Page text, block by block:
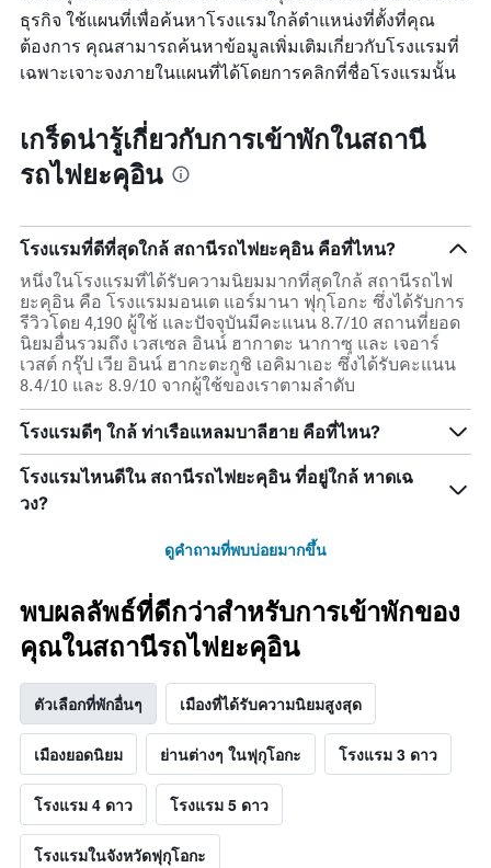
ธุรกิจ ใช้แผนที่เพื่อค้นหาโรงแรมใกล้ตำแหน่งที่ตั้งที่คุณ
ต้องการ คุณสามารถค้นหาข้อมูลเพิ่มเติมเกี่ยวกับโรงแรมที่
เฉพาะเจาะจงภายในแผนที่ได้โดยการคลิกที่ชื่อโรงแรมนั้น
เกร็ดน่ารู้เกี่ยวกับการเข้าพักในสถานี
รถไฟยะคุอิน
โรงแรมที่ดีที่สุดใกล้ สถานีรถไฟยะคุอิน คือที่ไหน?
หนึ่งในโรงแรมที่ได้รับความนิยมมากที่สุดใกล้ สถานีรถไฟ
ยะคุอิน คือ โรงแรมมอนเต แอร์มานา ฟุกุโอกะ ซึ่งได้รับการ
รีวิวโดย 4,190 ผู้ใช้ และปัจจุบันมีคะแนน 8.7/10 สถานที่ยอด
นิยมอื่นรวมถึง เวสเซล อินน์ ฮากาตะ นากาซุ และ เจอาร์
เวสต์ กรุ๊ป เวีย อินน์ ฮากะตะกูชิ เอคิมาเอะ ซึ่งได้รับคะแนน
8.4/10 และ 8.9/10 จากผู้ใช้ของเราตามลำดับ
โรงแรมดีๆ ใกล้ ท่าเรือแหลมบาลีฮาย คือที่ไหน?
โรงแรมไหนดีใน สถานีรถไฟยะคุอิน ที่อยู่ใกล้ หาดเฉ
วง?
ดูคำถามที่พบบ่อยมากขึ้น
พบผลลัพธ์ที่ดีกว่าสำหรับการเข้าพักของ
คุณในสถานีรถไฟยะคุอิน
ตัวเลือกที่พักอื่นๆ เมืองที่ได้รับความนิยมสูงสุด
เมืองยอดนิยม ย่านต่างๆ ในฟุกุโอกะ โรงแรม 3 ดาว
โรงแรม 4 ดาว โรงแรม 5 ดาว
โรงแรมในจังหวัดฟุกุโอกะ